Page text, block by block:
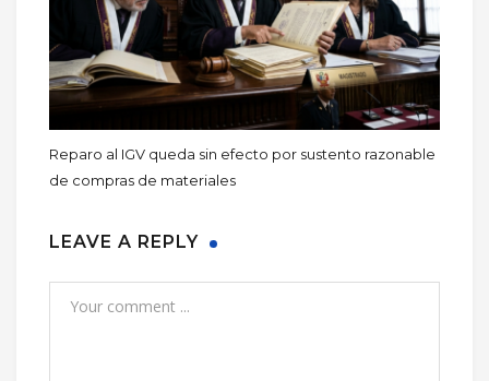
Reparo al IGV queda sin efecto por sustento razonable
de compras de materiales
LEAVE A REPLY